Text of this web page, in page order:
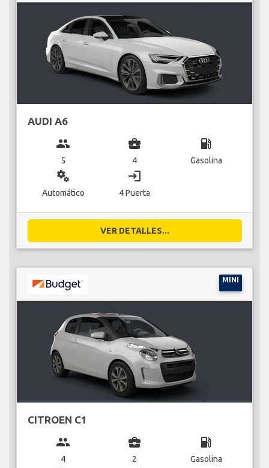
AUDI A6
group
5
business_center
4
local_gas_station
Gasolina
miscellaneous_services
Automático
login
4 Puerta
VER DETALLES...
MINI
CITROEN C1
group
4
business_center
2
local_gas_station
Gasolina